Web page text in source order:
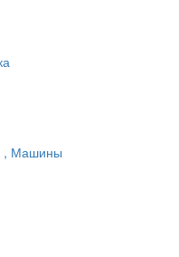
, Машины